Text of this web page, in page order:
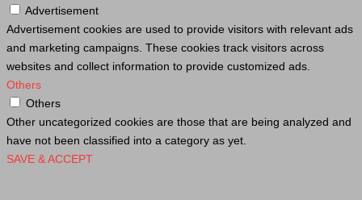
Advertisement
Advertisement cookies are used to provide visitors with relevant ads
and marketing campaigns. These cookies track visitors across
websites and collect information to provide customized ads.
Others
Others
Other uncategorized cookies are those that are being analyzed and
have not been classified into a category as yet.
SAVE & ACCEPT